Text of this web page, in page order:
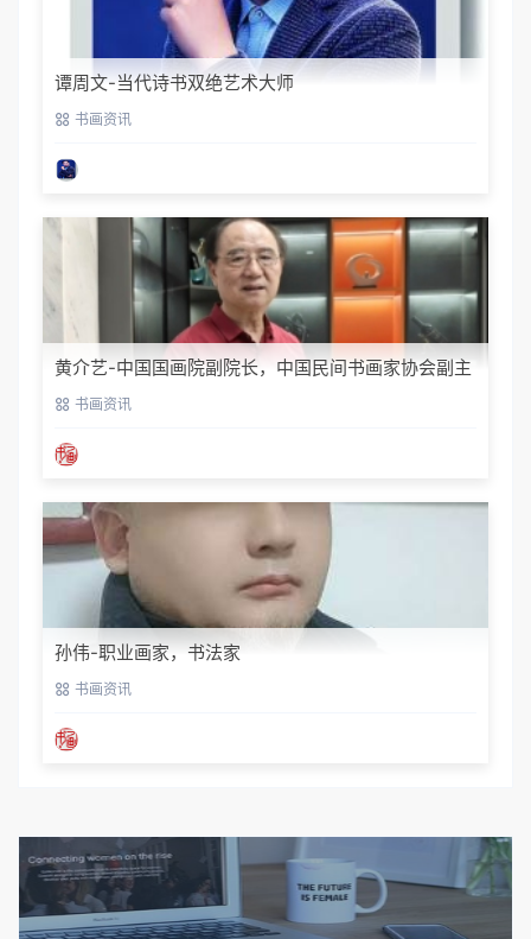
谭周文-当代诗书双绝艺术大师
书画资讯
黄介艺-中国国画院副院长，中国民间书画家协会副主
席 书画资讯
孙伟-职业画家，书法家
书画资讯